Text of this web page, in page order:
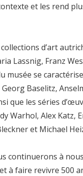
et les rend
d’art
Lassnig, Franz
musée se
Baselitz,
que les séries
Warhol, Alex Katz,
et Michael
continuerons à
à faire revivre 500